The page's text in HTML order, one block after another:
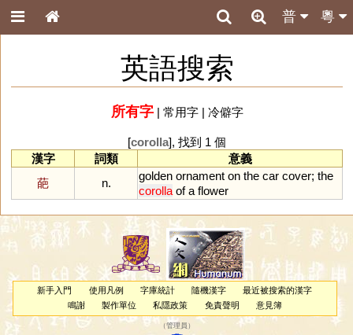
粵
普
英語搜索
所有字| 常用字| 冷僻字
[corolla], 找到 1 個
漢字
詞類
意義
葩
n.
golden ornament on the car cover; the
corolla of a flower
新手入門 使用凡例 字庫統計 隨機漢字
最近被搜索的漢字
鳴謝
製作單位 私隱政策 免責聲明 意見簿
（管理員 ）